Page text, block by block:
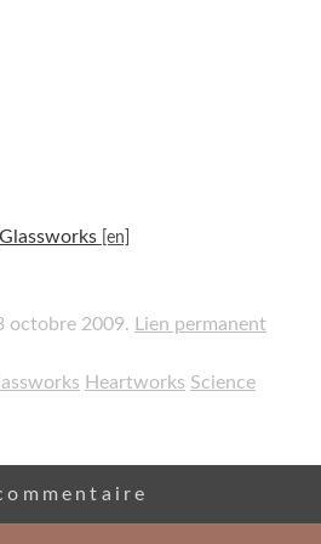
Glassworks
octobre 2009. Lien permanent
Heartworks Science